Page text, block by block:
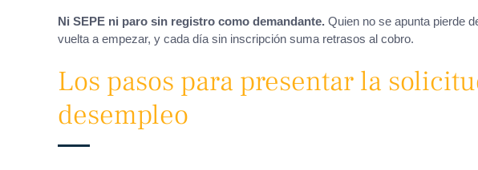
Ni SEPE ni paro sin registro como demandante. Quien no se apunta pierde
vuelta a empezar, y cada día sin inscripción suma retrasos al cobro.
Los pasos para presentar la
desempleo